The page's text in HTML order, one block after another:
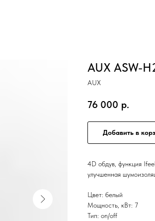
AUX ASW-
AUX
76 000 р.
Добавить в
4D обдув, функция
улучшенная
Цвет: белый
Мощность, кВт: 7
Тип: on/off